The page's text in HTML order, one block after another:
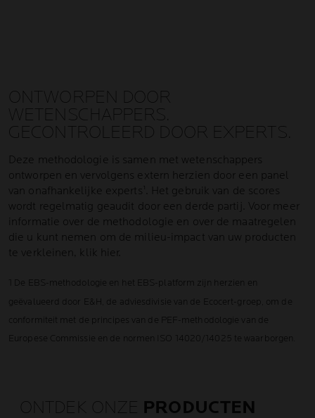
ONTWORPEN DOOR
WETENSCHAPPERS.
GECONTROLEERD DOOR EXPERTS.
Deze methodologie is samen met wetenschappers
ontworpen en vervolgens extern herzien door een panel
van onafhankelijke experts¹. Het gebruik van de scores
wordt regelmatig geaudit door een derde partij. Voor meer
informatie over de methodologie en over de maatregelen
die u kunt nemen om de milieu-impact van uw producten
te verkleinen, klik hier.
1 De EBS-methodologie en het EBS-platform zijn herzien en
geëvalueerd door E&H, de adviesdivisie van de Ecocert-groep, om de
conformiteit met de principes van de PEF-methodologie van de
Europese Commissie en de normen ISO 14020/14025 te waarborgen.
ONTDEK ONZE PRODUCTEN